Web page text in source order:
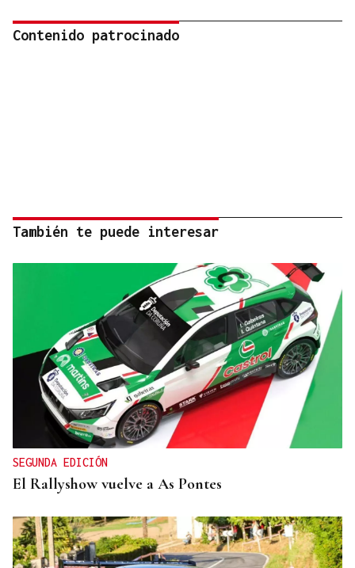
Contenido patrocinado
También te puede interesar
SEGUNDA EDICIÓN
El Rallyshow vuelve a As Pontes